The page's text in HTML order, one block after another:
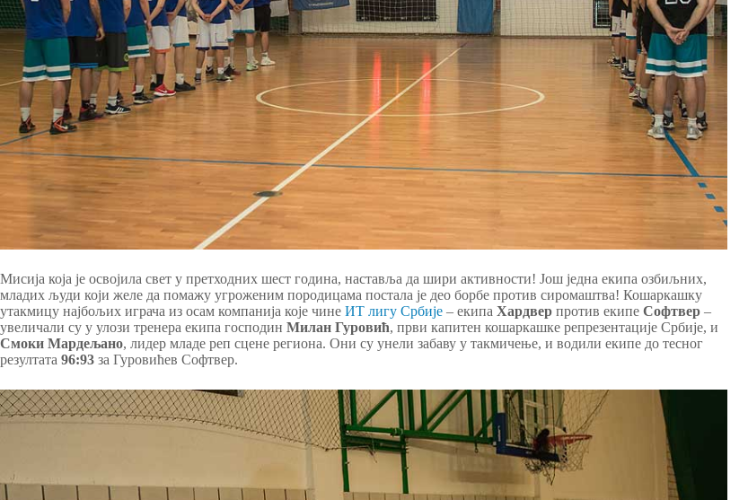
Мисија која је освојила свет у претходних шест година, наставља да шири активности! Још једна екипа озбиљних,
младих људи који желе да помажу угроженим породицама постала је део борбе против сиромаштва! Кошаркашку
утакмицу најбољих играча из осам компанија које чине ИТ лигу Србије – екипа Хардвер против екипе Софтвер –
увеличали су у улози тренера екипа господин Милан Гуровић, први капитен кошаркашке репрезентације Србије, и
Смоки Мардељано, лидер младе реп сцене региона. Они су унели забаву у такмичење, и водили екипе до тесног
резултата 96:93 за Гуровићев Софтвер.